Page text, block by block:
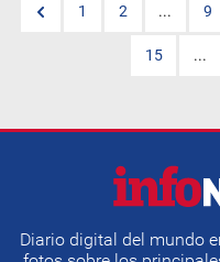
1 2 ... 9
15 ...
Diario digital del mundo